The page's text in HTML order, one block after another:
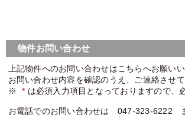
物件お問い合わせ
上記物件へのお問い合わせはこちらへお願いい
お問い合わせ内容を確認のうえ、ご連絡させて
※
* は必須入力項目となっておりますので、
お電話でのお問い合わせは 047-323-6222